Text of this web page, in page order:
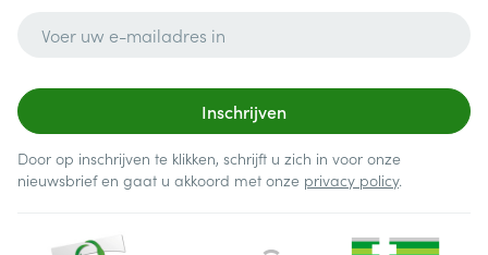
Inschrijven
Door op inschrijven te klikken, schrijft u zich in voor onze
nieuwsbrief en gaat u akkoord met onze privacy policy.